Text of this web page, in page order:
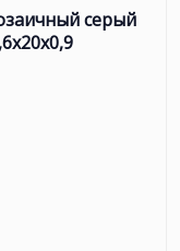
серый